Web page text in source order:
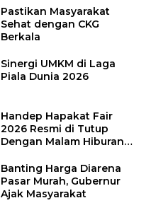
Pastikan Masyarakat
Sehat dengan CKG
Berkala
Sinergi UMKM di Laga
Piala Dunia 2026
Handep Hapakat Fair
2026 Resmi di Tutup
Dengan Malam Hiburan
Banting Harga Diarena
Pasar Murah, Gubernur
Ajak Masyarakat